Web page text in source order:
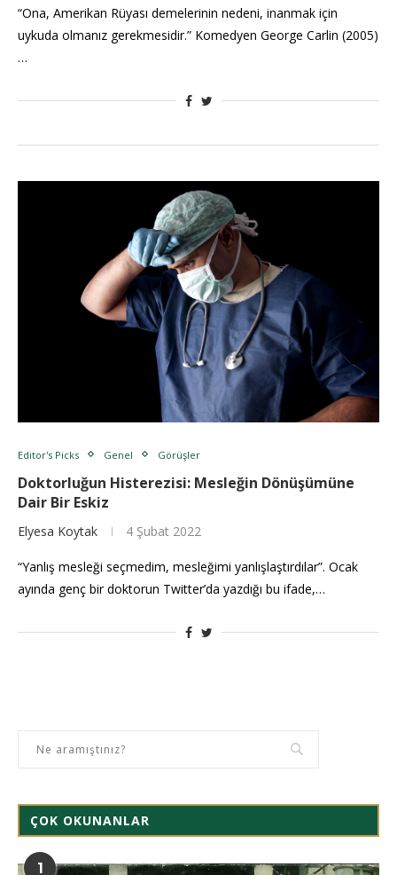
“Ona, Amerikan Rüyası demelerinin nedeni, inanmak için
uykuda olmanız gerekmesidir.” Komedyen George Carlin (2005)
…
Editor's Picks Genel Görüşler
Doktorluğun Histerezisi: Mesleğin Dönüşümüne
Dair Bir Eskiz
Elyesa Koytak 4 Şubat 2022
“Yanlış mesleği seçmedim, mesleğimi yanlışlaştırdılar”. Ocak
ayında genç bir doktorun Twitter’da yazdığı bu ifade,…
ÇOK OKUNANLAR
1